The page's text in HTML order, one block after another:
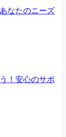
なたのニーズ
！安心のサポ